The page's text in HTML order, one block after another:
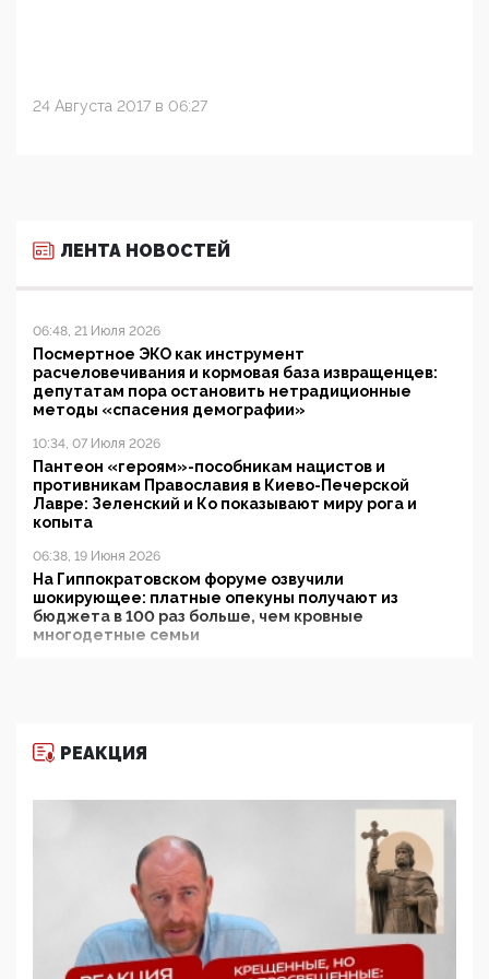
24 Августа 2017 в 06:27
ЛЕНТА НОВОСТЕЙ
06:48, 21 Июля 2026
Посмертное ЭКО как инструмент
расчеловечивания и кормовая база извращенцев:
депутатам пора остановить нетрадиционные
методы «спасения демографии»
10:34, 07 Июля 2026
Пантеон «героям»-пособникам нацистов и
противникам Православия в Киево-Печерской
Лавре: Зеленский и Ко показывают миру рога и
копыта
06:38, 19 Июня 2026
На Гиппократовском форуме озвучили
шокирующее: платные опекуны получают из
бюджета в 100 раз больше, чем кровные
многодетные семьи
11:53, 09 Июня 2026
деятельность ИИТО ЮНЕСКО в России, но
цифроглобалисты продолжают определять
повестку в образовании
09:43, 01 Июня 2026
5G за счет здоровья граждан: Минцифры намерено
отобрать у регионов и муниципалитетов право
защищать жилые дома и социальные объекты от
РЕАКЦИЯ